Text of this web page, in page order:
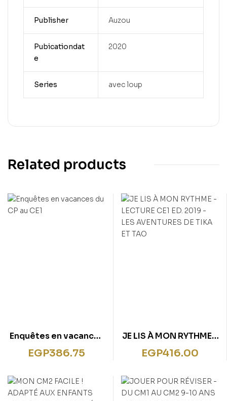
Publisher Auzou
Pubicationdat
e
2020
Series avec loup
Related products
Enquêtes en vacances
du CP au CE1
EGP386.75
JE LIS À MON RYTHME –
LECTURE CE1 ED. 2019 –
LES AVENTURES DE
EGP416.00